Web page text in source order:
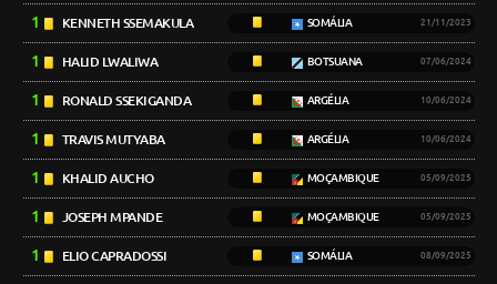
1 KENNETH SSEMAKULA SOMÁLIA 21/11/2023
1 HALID LWALIWA BOTSUANA 07/06/2024
1 RONALD SSEKIGANDA ARGÉLIA 10/06/2024
1 TRAVIS MUTYABA ARGÉLIA 10/06/2024
1 KHALID AUCHO MOÇAMBIQUE 05/09/2025
1 JOSEPH MPANDE MOÇAMBIQUE 05/09/2025
1 ELIO CAPRADOSSI SOMÁLIA 08/09/2025